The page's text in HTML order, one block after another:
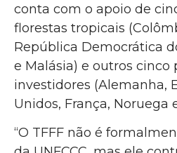
conta com o apoio de
florestas tropicais
República Democrática
e Malásia) e outros cinco
investidores (Alemanha,
Unidos, França, Noruega
“O TFFF não é